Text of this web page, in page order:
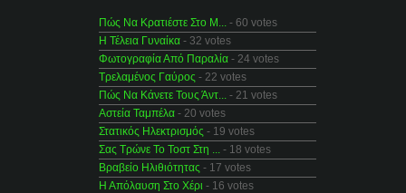
Πώς Να Κρατιέστε Στο Μ...
- 60 votes
Η Τέλεια Γυναίκα - 32 votes
Φωτογραφία Από Παραλία - 24 votes
Τρελαμένος Γαύρος - 22 votes
Πώς Να Κάνετε Τους Άντ...
- 21 votes
Αστεία Ταμπέλα - 20 votes
Στατικός Ηλεκτρισμός - 19 votes
Σας Τρώνε Το Τοστ Στη ...
- 18 votes
Βραβείο Ηλιθιότητας - 17 votes
Η Απόλαυση Στο Χέρι - 16 votes